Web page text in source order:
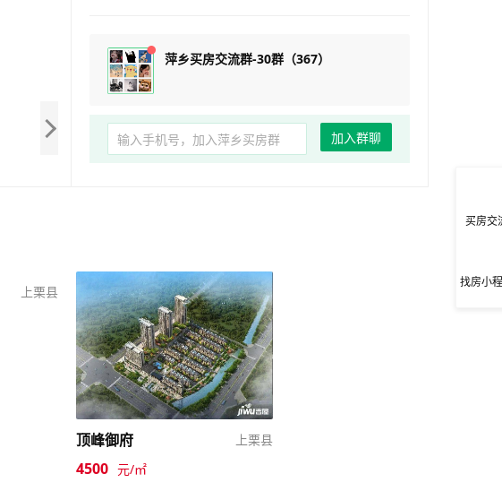
萍乡买房交流群-30群（367）
加入群聊
上栗县
顶峰御府 上栗县
4500 元/㎡
买房交
找房小